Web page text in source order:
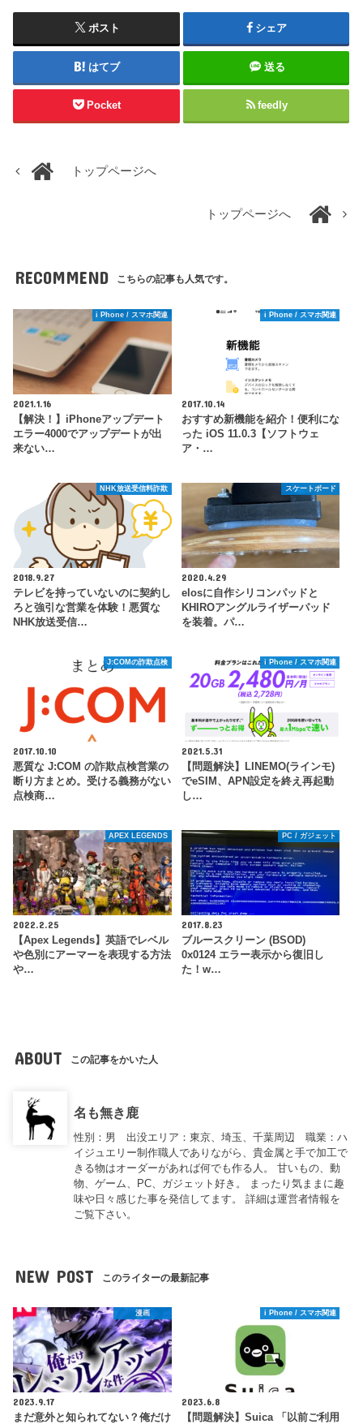
ポスト シェア
はてブ 送る
Pocket feedly
トップページへ
トップページへ
RECOMMEND こちらの記事も人気です。
i Phone / スマホ関連
2021.1.16
【解決！】iPhoneアップデート
エラー4000でアップデートが出
来ない…
i Phone / スマホ関連
2017.10.14
おすすめ新機能を紹介！便利にな
った iOS 11.0.3【ソフトウェ
ア・…
NHK放送受信料詐欺
2018.9.27
テレビを持っていないのに契約し
ろと強引な営業を体験！悪質な
NHK放送受信…
スケートボード
2020.4.29
elosに自作シリコンパッドと
KHIROアングルライザーパッド
を装着。パ…
J:COMの詐欺点検
2017.10.10
悪質な J:COM の詐欺点検営業の
断り方まとめ。受ける義務がない
点検商…
i Phone / スマホ関連
2021.5.31
【問題解決】LINEMO(ラインモ)
でeSIM、APN設定を終え再起動
し…
APEX LEGENDS
2022.2.25
【Apex Legends】英語でレベル
や色別にアーマーを表現する方法
や…
PC / ガジェット
2017.8.23
ブルースクリーン (BSOD)
0x0124 エラー表示から復旧し
た！w…
ABOUT この記事をかいた人
名も無き鹿
性別：男 出没エリア：東京、埼玉、千葉周辺 職業：ハ
イジュエリー制作職人でありながら、貴金属と手で加工で
きる物はオーダーがあれば何でも作る人。 甘いもの、動
物、ゲーム、PC、ガジェット好き。 まったり気ままに趣
味や日々感じた事を発信してます。 詳細は運営者情報を
ご覧下さい。
NEW POST このライターの最新記事
漫画
2023.9.17
まだ意外と知られてない？俺だけ
i Phone / スマホ関連
2023.6.8
【問題解決】Suica 「以前ご利用